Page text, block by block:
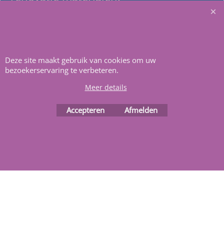
Webwinkel gemaakt met
Deze site maakt gebruik van cookies om uw
bezoekerservaring te verbeteren.
Meer details
Accepteren Afmelden